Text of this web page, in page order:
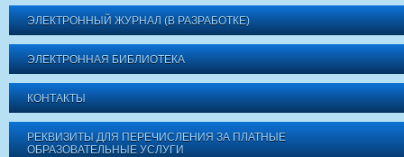
ЭЛЕКТРОННЫЙ ЖУРНАЛ (В РАЗРАБОТКЕ)
ЭЛЕКТРОННАЯ БИБЛИОТЕКА
КОНТАКТЫ
РЕКВИЗИТЫ ДЛЯ ПЕРЕЧИСЛЕНИЯ ЗА ПЛАТНЫЕ
ОБРАЗОВАТЕЛЬНЫЕ УСЛУГИ